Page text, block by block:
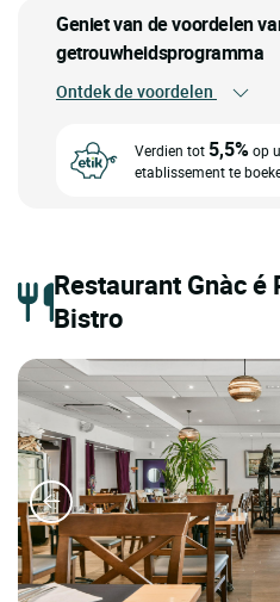
Geniet van de voordelen
getrouwheidsprogramma
Ontdek de voordelen
Verdien tot 5,5%op
etablissement te
Restaurant Gnàc é
Bistro